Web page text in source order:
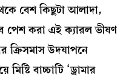
বেশ কিছুটা আলাদা,
পেশ করা এই ক্যারল ভীষণ
ক্রিসমাস উদযাপনে
বাচ্চাটি ‘ড্রামার